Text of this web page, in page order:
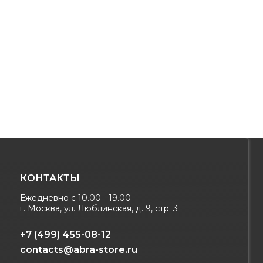
КОНТАКТЫ
Ежедневно с 10.00 - 19.00
г. Москва, ул. Люблинская, д. 9, стр. 3
+7 (499) 455-08-12
contacts@abra-store.ru